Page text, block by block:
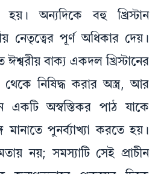
হয়। অন্যদিকে বহু খ্রিস্টান
নেতৃত্বের পূর্ণ অধিকার দেয়।
বাক্য একদল খ্রিস্টানের
থেকে নিষিদ্ধ করার অস্ত্র, আর
একটি অস্বস্তিকর পাঠ যাকে
পুনর্ব্যাখ্যা করতে হয়।
নয়; সমস্যাটি সেই প্রাচীন